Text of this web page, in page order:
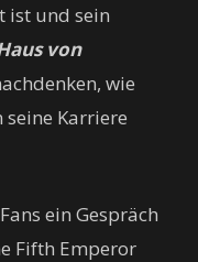
ist und sein
von
wie
Karriere
ein Gespräch
Fifth Emperor